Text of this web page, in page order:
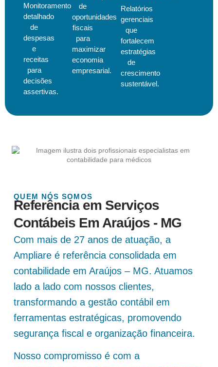
Monitoramento
detalhado
de
despesas
e
receitas
para
decisões
assertivas.
de
oportunidades
fiscais
para
maximizar
economia
empresarial.
Relatórios
gerenciais
que
fortalecem
estratégias
de
crescimento
sustentável.
QUEM NÓS SOMOS
Referência em Serviços
Contábeis Em Araújos - MG
Com mais de 27 anos de atuação, a
Ampliare é referência consolidada em
contabilidade em Araújos – MG. Atuamos
lado a lado com nossos clientes,
transformando a gestão contábil em
ferramentas estratégicas, promovendo
segurança fiscal e organização financeira.
Nosso compromisso é com a